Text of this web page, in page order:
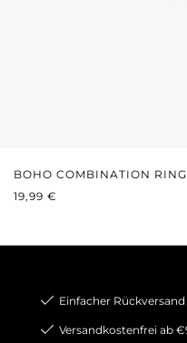
BOHO COMBINATION
REGULÄRER PREIS:
19,99 €
Einfacher Rückversand
Versandkostenfrei ab